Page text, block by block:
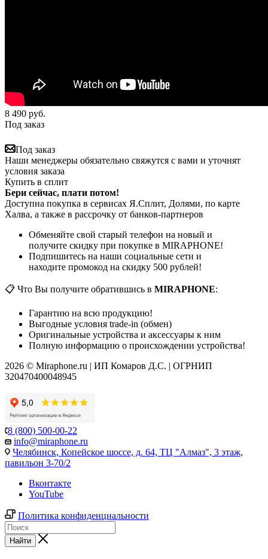
8 490 руб.
Под заказ
Под заказ
Наши менеджеры обязательно свяжутся с вами и уточнят
условия заказа
Купить в сплит
Бери сейчас, плати потом!
Доступна покупка в сервисах Я.Сплит, Долями, по карте
Халва, а также в рассрочку от банков-партнеров
Обменяйте свой старый телефон на новый и
получите скидку при покупке в MIRAPHONE!
Подпишитесь на наши социальные сети и
находите промокод на скидку 500 рублей!
📋 Что Вы получите обратившись в MIRAPHONE:
Гарантию на всю продукцию!
Выгодные условия trade-in (обмен)
Оригинальные устройства и аксессуары к ним
Полную информацию о происхождении устройства!
2026 © Miraphone.ru | ИП Комаров Д.С. | ОГРНИП
320470400048945
8 (800) 500-00-22
info@miraphone.ru
Челябинск, Копейское шоссе, д. 64, ТЦ "Алмаз", 3 этаж,
павильон 3-70/2
Вконтакте
YouTube
Политика конфиденциальности
Найти